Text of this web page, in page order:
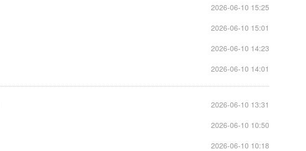
2026-06-10 15:25
2026-06-10 15:01
2026-06-10 14:23
2026-06-10 14:01
2026-06-10 13:31
2026-06-10 10:50
2026-06-10 10:18